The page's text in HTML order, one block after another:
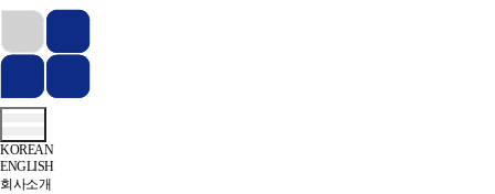
KOREAN
ENGLISH
회사소개